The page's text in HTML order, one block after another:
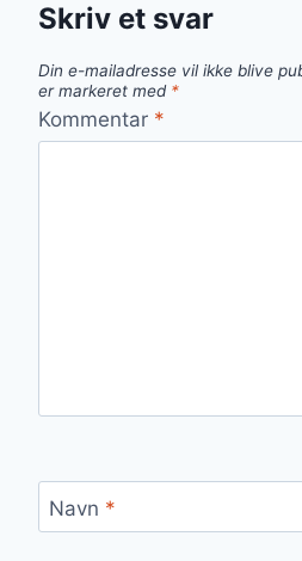
Skriv et svar
Din e-mailadresse vil ikke blive
er markeret med *
Kommentar *
Navn *